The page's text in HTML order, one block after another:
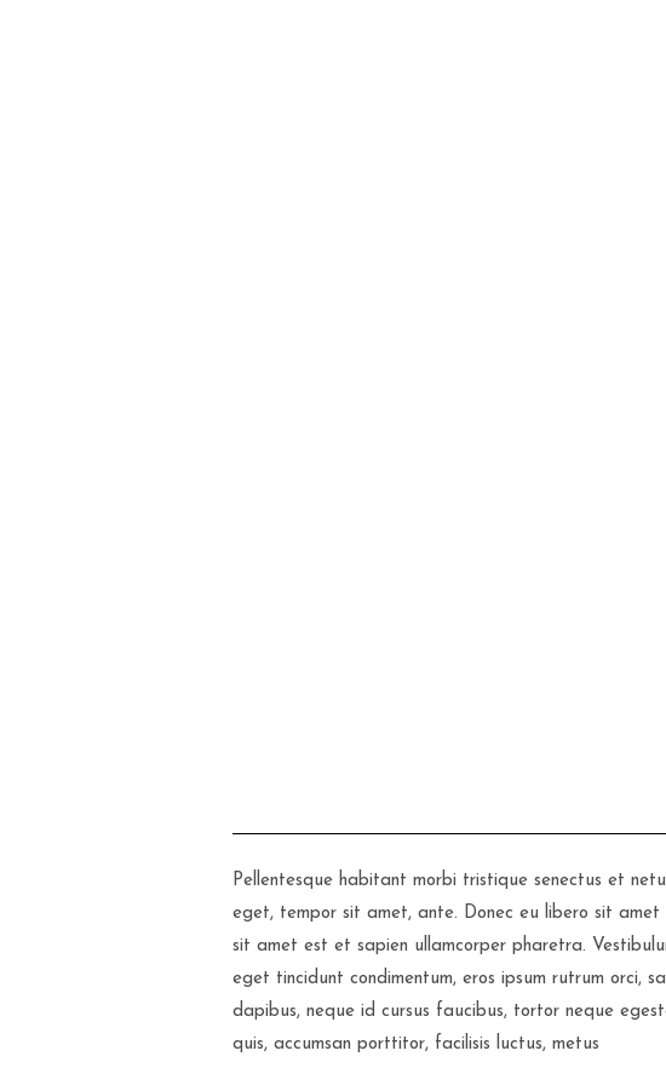
Pellentesque habitant morbi tristique senectus et
eget, tempor sit amet, ante. Donec eu libero sit
sit amet est et sapien ullamcorper pharetra.
eget tincidunt condimentum, eros ipsum rutrum orci,
dapibus, neque id cursus faucibus, tortor neque
quis, accumsan porttitor, facilisis luctus, metus